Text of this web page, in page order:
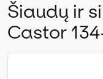
Šiaudų ir
Castor